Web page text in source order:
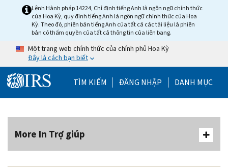
Skip to main content
Lệnh Hành pháp 14224, Chỉ định tiếng Anh là ngôn ngữ chính thức
của Hoa Kỳ, quy định tiếng Anh là ngôn ngữ chính thức của Hoa
Kỳ. Theo đó, phiên bản tiếng Anh của tất cả các tài liệu là phiên
bản có thẩm quyền của tất cả thông tin của liên bang.
Một trang web chính thức của chính phủ Hoa Kỳ
Đây là cách bạn biết
TÌM KIẾM Help Menu Mobile
ĐĂNG NHẬP DANH MỤC
More In Trợ giúp